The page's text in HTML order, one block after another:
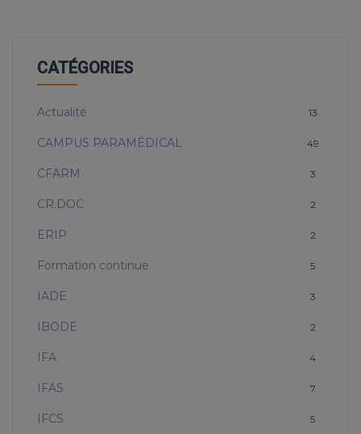
CATÉGORIES
Actualité 13
CAMPUS PARAMÉDICAL 49
CFARM 3
CR.DOC 2
ERIP 2
Formation continue 5
IADE 3
IBODE 2
IFA 4
IFAS 7
IFCS 5